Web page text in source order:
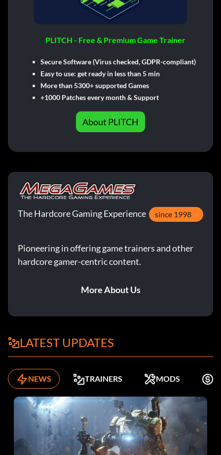
PLITCH - Free & Premium Game Trainer
Secure Software (Virus checked, GDPR-compliant)
Easy to use: get ready in less than 5 min
More than 5300+ supported Games
+1000 Patches every month & Support
About PLITCH
The Hardcore Gaming Experience since 1998
Pioneering in offering game trainers and other
hardcore gamer-centric content.
More About Us
LATEST UPDATES
NEWS TRAINERS MODS